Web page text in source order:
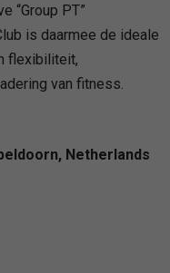
“Group PT”
is daarmee de ideale
flexibiliteit,
van fitness.
Netherlands